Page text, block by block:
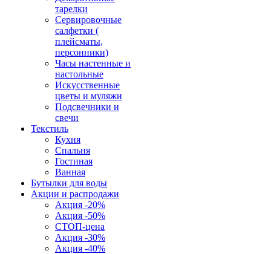
тарелки
Сервировочные
салфетки (
плейсматы,
персонники)
Часы настенные и
настольные
Искусственные
цветы и муляжи
Подсвечники и
свечи
Текстиль
Кухня
Спальня
Гостиная
Ванная
Бутылки для воды
Акции и распродажи
Акция -20%
Акция -50%
СТОП-цена
Акция -30%
Акция -40%